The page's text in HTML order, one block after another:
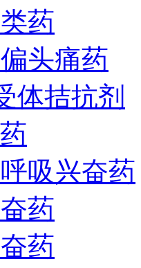
药
头痛药
体拮抗剂
吸兴奋药
药
药